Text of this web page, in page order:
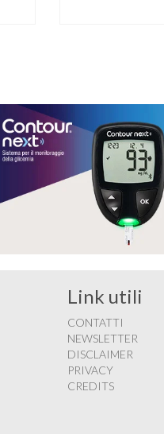
Link utili
CONTATTI
NEWSLETTER
DISCLAIMER
PRIVACY
CREDITS